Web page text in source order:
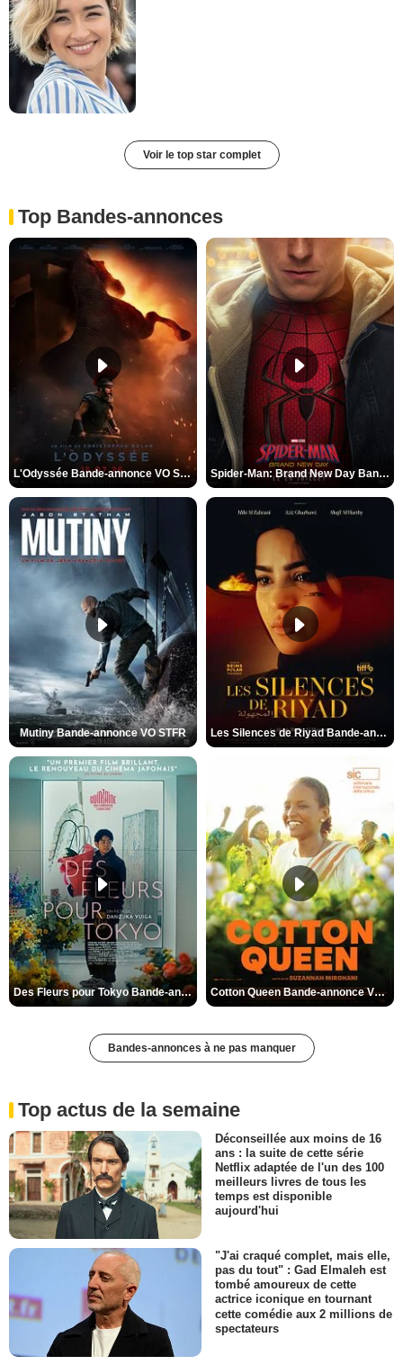
Voir le top star complet
Top Bandes-annonces
L'Odyssée Bande-annonce VO STFR Spider-Man: Brand New Day Bande-annonce VO STFR
Mutiny Bande-annonce VO STFR Les Silences de Riyad Bande-annonce VO STFR
Des Fleurs pour Tokyo Bande-annonce VO STFR Cotton Queen Bande-annonce VO STFR
Bandes-annonces à ne pas manquer
Top actus de la semaine
Déconseillée aux moins de 16
ans : la suite de cette série
Netflix adaptée de l'un des 100
meilleurs livres de tous les
temps est disponible
aujourd'hui
"J'ai craqué complet, mais elle,
pas du tout" : Gad Elmaleh est
tombé amoureux de cette
actrice iconique en tournant
cette comédie aux 2 millions de
spectateurs